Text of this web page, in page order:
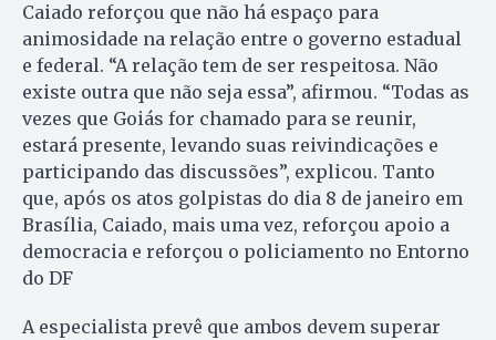
Caiado reforçou que não há espaço para
animosidade na relação entre o governo estadual
e federal. “A relação tem de ser respeitosa. Não
existe outra que não seja essa”, afirmou. “Todas as
vezes que Goiás for chamado para se reunir,
estará presente, levando suas reivindicações e
participando das discussões”, explicou. Tanto
que, após os atos golpistas do dia 8 de janeiro em
Brasília, Caiado, mais uma vez, reforçou apoio a
democracia e reforçou o policiamento no Entorno
do DF
A especialista prevê que ambos devem superar